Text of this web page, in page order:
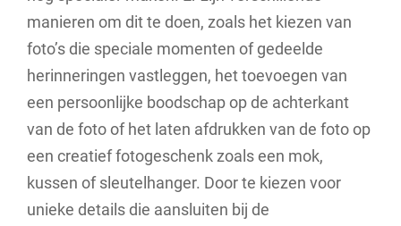
manieren om dit te doen, zoals het kiezen van
foto’s die speciale momenten of gedeelde
herinneringen vastleggen, het toevoegen van
een persoonlijke boodschap op de achterkant
van de foto of het laten afdrukken van de foto op
een creatief fotogeschenk zoals een mok,
kussen of sleutelhanger. Door te kiezen voor
unieke details die aansluiten bij de